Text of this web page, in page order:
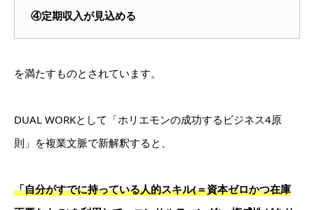
④定期収入が見込める
を満たすものとされています。
DUAL WORKとして「ホリエモンの成功するビジネス4原
則」を複業文脈で新解釈すると、
「自分がすでに持っている人的スキル(＝資本ゼロかつ在庫